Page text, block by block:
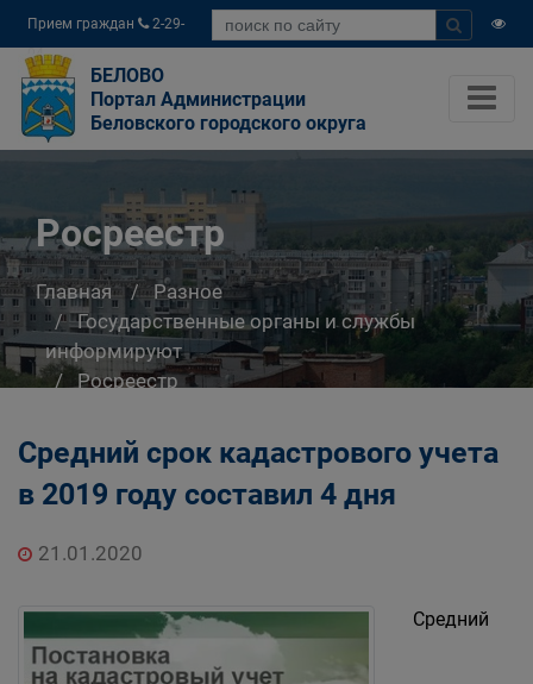
Прием граждан
2-29-
04
БЕЛОВО
Портал Администрации
Беловского городского округа
Росреестр
Главная
Разное
Государственные органы и службы
информируют
Росреестр
Средний срок кадастрового учета
в 2019 году составил 4 дня
21.01.2020
Средний